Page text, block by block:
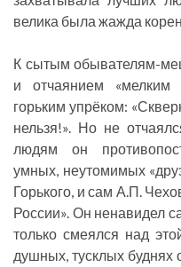
велика была жажда
К сытым обывателям-
и отчаянием
горьким упрёком:
нельзя!». Но не
людям он
умных, неутомимых
Горького, и сам А.П.
России». Он ненавидел
только смеялся над
душных, тусклых буднях